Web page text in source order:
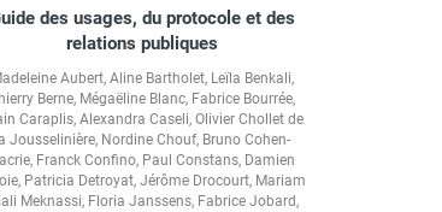
des usages, du protocole et des
relations publiques
Aubert, Aline Bartholet, Leïla Benkali,
Berne, Mégaëline Blanc, Fabrice Bourrée,
Caraplis, Alexandra Caseli, Olivier Chollet de
Jousselinière, Nordine Chouf, Bruno Cohen-
, Franck Confino, Paul Constans, Damien
, Patricia Detroyat, Jérôme Drocourt, Mariam
Meknassi, Floria Janssens, Fabrice Jobard,